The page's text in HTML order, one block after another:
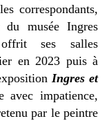
correspondants,
du musée Ingres
ses salles
en 2023 puis à
Ingres et
avec impatience,
par le peintre